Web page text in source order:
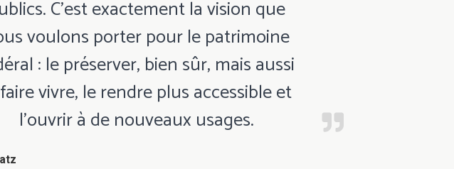
C’est exactement la vision que
voulons porter pour le patrimoine
: le préserver, bien sûr, mais aussi
vivre, le rendre plus accessible et
l’ouvrir à de nouveaux usages.